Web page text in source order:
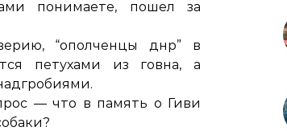
понимаете, пошел за
“ополченцы днр” в
петухами из говна, а
— что в память о Гиви